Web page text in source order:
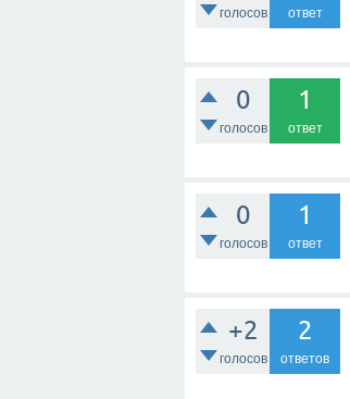
голосов ответ
0
голосов
1
ответ
0
голосов
1
ответ
+2
голосов
2
ответов